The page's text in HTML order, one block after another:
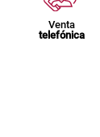
Venta
telefónica